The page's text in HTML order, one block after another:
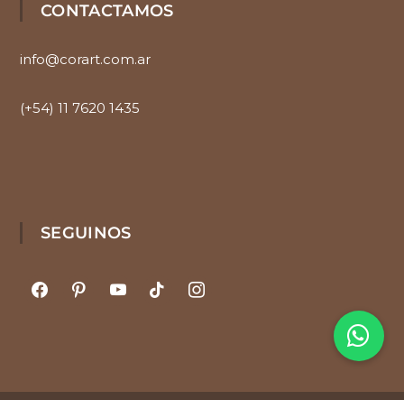
CONTACTAMOS
info@corart.com.ar
(+54) 11 7620 1435
SEGUINOS